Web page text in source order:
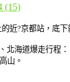
近?京都站，底下
北海道爆走行程：
山。